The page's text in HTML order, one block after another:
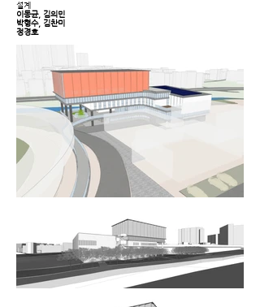
설계
이동균, 김의민
박형수, 김찬미
정경호